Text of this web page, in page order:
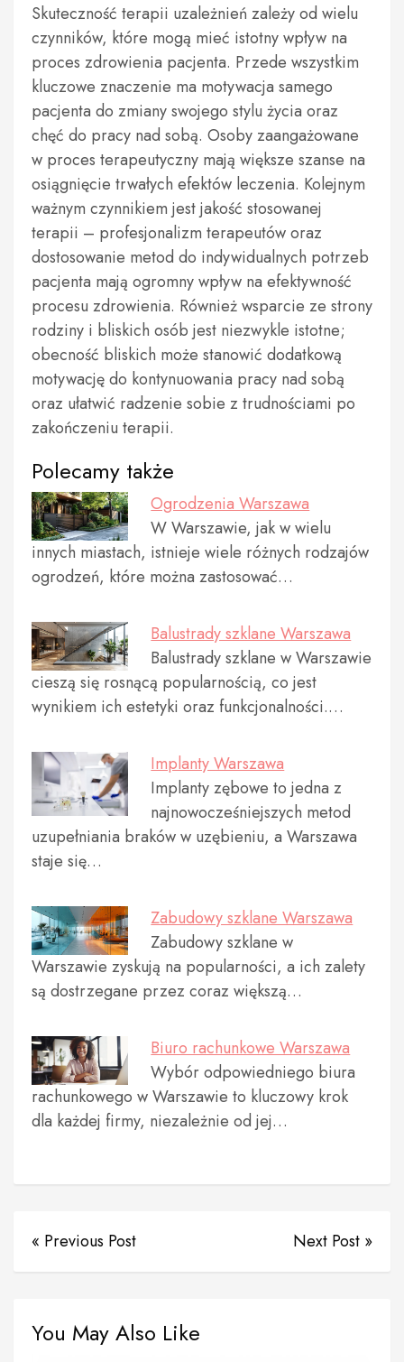
Skuteczność terapii uzależnień zależy od wielu
czynników, które mogą mieć istotny wpływ na
proces zdrowienia pacjenta. Przede wszystkim
kluczowe znaczenie ma motywacja samego
pacjenta do zmiany swojego stylu życia oraz
chęć do pracy nad sobą. Osoby zaangażowane
w proces terapeutyczny mają większe szanse na
osiągnięcie trwałych efektów leczenia. Kolejnym
ważnym czynnikiem jest jakość stosowanej
terapii – profesjonalizm terapeutów oraz
dostosowanie metod do indywidualnych potrzeb
pacjenta mają ogromny wpływ na efektywność
procesu zdrowienia. Również wsparcie ze strony
rodziny i bliskich osób jest niezwykle istotne;
obecność bliskich może stanowić dodatkową
motywację do kontynuowania pracy nad sobą
oraz ułatwić radzenie sobie z trudnościami po
zakończeniu terapii.
Polecamy także
Ogrodzenia Warszawa
W Warszawie, jak w wielu
innych miastach, istnieje wiele różnych rodzajów
ogrodzeń, które można zastosować…
Balustrady szklane Warszawa
Balustrady szklane w Warszawie
cieszą się rosnącą popularnością, co jest
wynikiem ich estetyki oraz funkcjonalności.…
Implanty Warszawa
Implanty zębowe to jedna z
najnowocześniejszych metod
uzupełniania braków w uzębieniu, a Warszawa
staje się…
Zabudowy szklane Warszawa
Zabudowy szklane w
Warszawie zyskują na popularności, a ich zalety
są dostrzegane przez coraz większą…
Biuro rachunkowe Warszawa
Wybór odpowiedniego biura
rachunkowego w Warszawie to kluczowy krok
dla każdej firmy, niezależnie od jej…
« Previous Post Next Post »
You May Also Like